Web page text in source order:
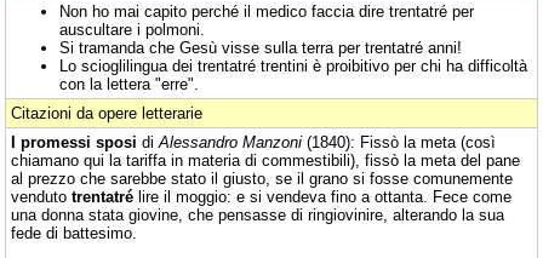
Non ho mai capito perché il medico faccia dire trentatré per
auscultare i polmoni.
Si tramanda che Gesù visse sulla terra per trentatré anni!
Lo scioglilingua dei trentatré trentini è proibitivo per chi ha difficoltà
con la lettera "erre".
Citazioni da opere letterarie
I promessi sposi di Alessandro Manzoni (1840): Fissò la meta (così
chiamano qui la tariffa in materia di commestibili), fissò la meta del pane
al prezzo che sarebbe stato il giusto, se il grano si fosse comunemente
venduto trentatré lire il moggio: e si vendeva fino a ottanta. Fece come
una donna stata giovine, che pensasse di ringiovinire, alterando la sua
fede di battesimo.